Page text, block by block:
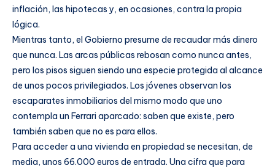
inflación, las hipotecas y, en ocasiones, contra la propia
lógica.
Mientras tanto, el Gobierno presume de recaudar más dinero
que nunca. Las arcas públicas rebosan como nunca antes,
pero los pisos siguen siendo una especie protegida al alcance
de unos pocos privilegiados. Los jóvenes observan los
escaparates inmobiliarios del mismo modo que uno
contempla un Ferrari aparcado: saben que existe, pero
también saben que no es para ellos.
Para acceder a una vivienda en propiedad se necesitan, de
media, unos 66.000 euros de entrada. Una cifra que para